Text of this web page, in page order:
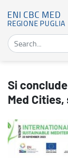
ENI CBC MED
REGIONE PUGLIA
Si
Med